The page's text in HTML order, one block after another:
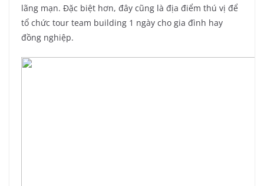
lãng mạn. Đặc biệt hơn, đây cũng là địa điểm thú vị để
tổ chức tour team building 1 ngày cho gia đình hay
đồng nghiệp.